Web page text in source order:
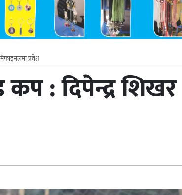
प्रवेश
कप : दिपेन्द्र